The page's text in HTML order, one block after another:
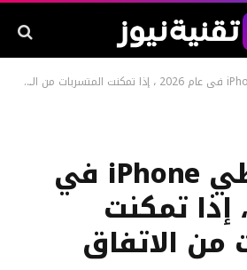
قد يصل طي iPhone في
عام 2026 ، إذا تمكنت
من الاتفاق